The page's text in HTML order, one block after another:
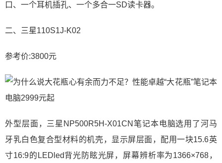
口、一个耳机插孔、一个多合一SD读卡器。
二、三星110S1J-K02
参考价:3800元
外型层面，三星NP500R5H-X01CN笔记本电脑选用了河马
牙乳白色复合型材料的机壳，显示屏层面，配用一块15.6英
寸16:9的LEDled背光防眩光屏，屏幕辨析率为1366×768，